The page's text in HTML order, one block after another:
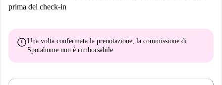
prima del check-in
errorUna volta confermata la prenotazione, la commissione di
Spotahome non è rimborsabile